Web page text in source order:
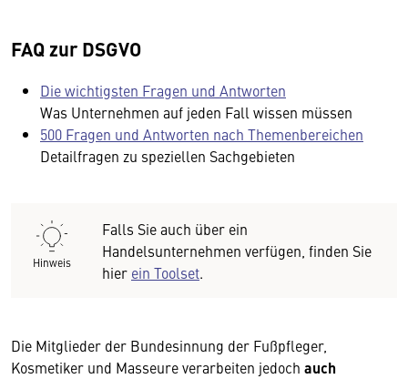
FAQ zur DSGVO
Die wichtigsten Fragen und Antworten
Was Unternehmen auf jeden Fall wissen müssen
500 Fragen und Antworten nach Themenbereichen
Detailfragen zu speziellen Sachgebieten
Hinweis
Falls Sie auch über ein
Handelsunternehmen verfügen, finden Sie
hier ein Toolset.
Die Mitglieder der Bundesinnung der Fußpfleger,
Kosmetiker und Masseure verarbeiten jedoch auch